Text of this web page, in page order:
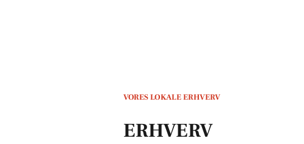
VORES LOKALE ERHVERV
ERHVERV